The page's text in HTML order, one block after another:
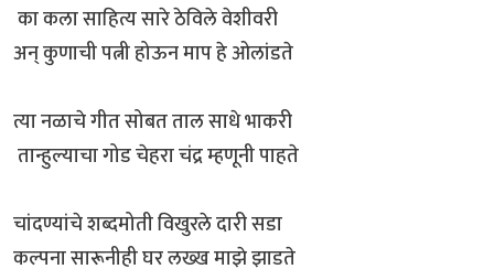
का कला साहित्य सारे ठेविले वेशीवरी
अन् कुणाची पत्नी होऊन माप हे ओलांडते
त्या नळाचे गीत सोबत ताल साधे भाकरी
तान्हुल्याचा गोड चेहरा चंद्र म्हणूनी पाहते
चांदण्यांचे शब्दमोती विखुरले दारी सडा
कल्पना सारूनीही घर लख्ख माझे झाडते